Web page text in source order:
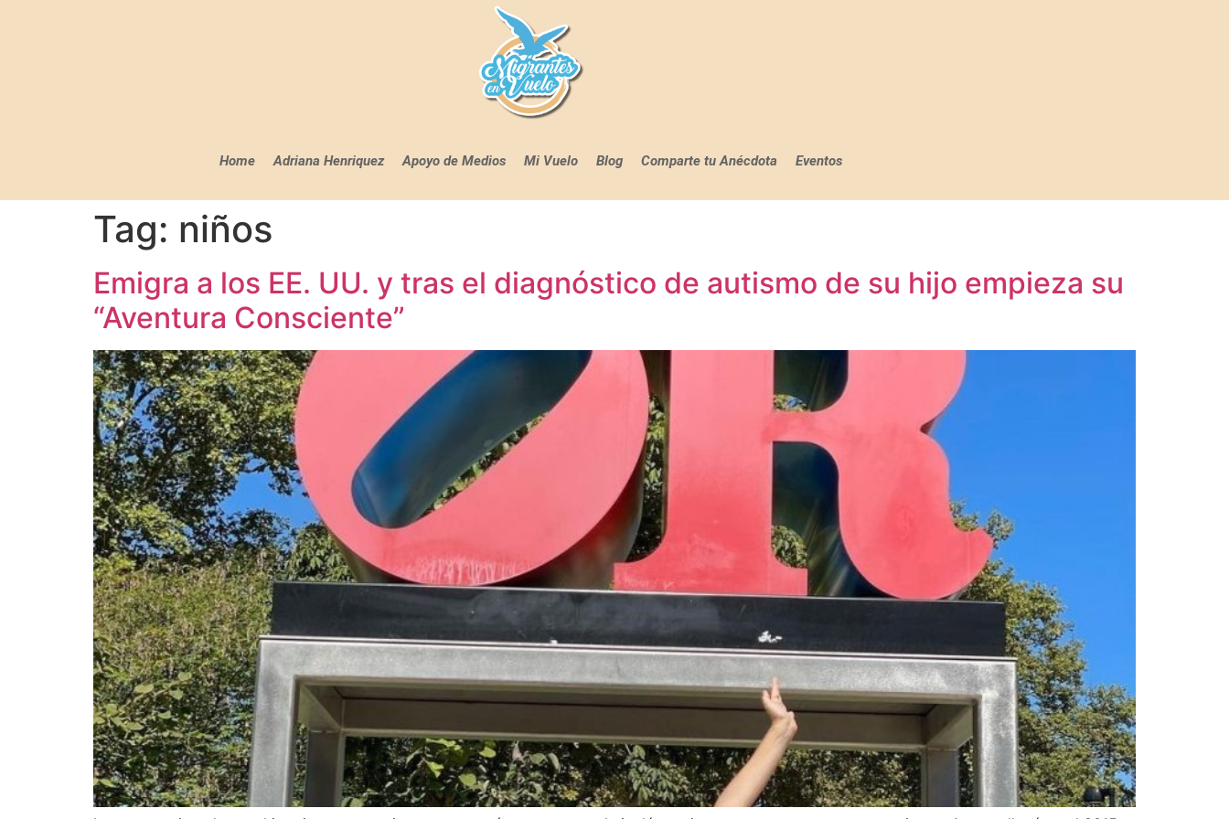
Home Adriana Henriquez Apoyo de Medios Mi Vuelo Blog Comparte tu Anécdota Eventos
Tag: niños
Emigra a los EE. UU. y tras el diagnóstico de autismo de su hijo empieza su
“Aventura Consciente”